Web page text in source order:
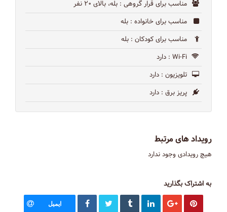
مناسب برای قرار گروهی : بله، بالای ۲۰ نفر
مناسب برای خانواده : بله
مناسب برای کودکان : بله
Wi-Fi : دارد
تلویزیون : دارد
پریز برق : دارد
رویداد های مرتبط
هیچ رویدادی وجود ندارد
به اشتراک بگذارید
ایمیل